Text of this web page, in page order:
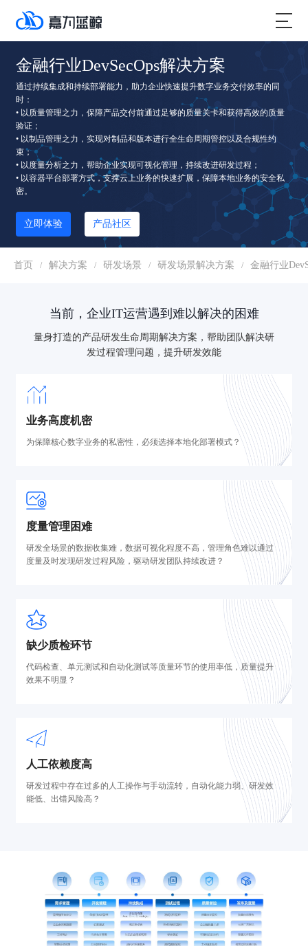
金融行业DevSecOps解决方案
通过持续集成和持续部署能力，助力企业快速提升数字业务交付效率的同
时：
• 以质量管理之力，保障产品交付前通过足够的质量关卡和获得高效的质量
验证；
• 以制品管理之力，实现对制品和版本进行全生命周期管控以及合规性约
束；
• 以度量分析之力，帮助企业实现可视化管理，持续改进研发过程；
• 以容器平台部署方式，支撑云上业务的快速扩展，保障本地业务的安全私
密。
立即体验 产品社区
首页 / 解决方案 / 研发场景 / 研发场景解决方案 / 金融行业
当前，企业IT运营遇到难以解决的困难
量身打造的产品研发生命周期解决方案，帮助团队解决研
发过程管理问题，提升研发效能
业务高度机密
为保障核心数字业务的私密性，必须选择本地化部署模式？
度量管理困难
研发全场景的数据收集难，数据可视化程度不高，管理角色难以通过
度量及时发现研发过程风险，驱动研发团队持续改进？
缺少质检环节
代码检查、单元测试和自动化测试等质量环节的使用率低，质量提升
效果不明显？
人工依赖度高
研发过程中存在过多的人工操作与手动流转，自动化能力弱、研发效
能低、出错风险高？